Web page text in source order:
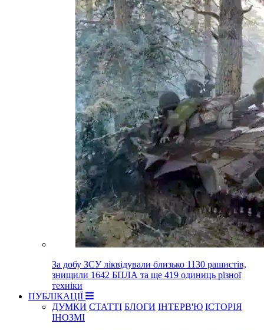
За добу ЗСУ ліквідували близько 1130 рашистів,
знищили 1642 БПЛА та ще 419 одиниць різної
техніки
ПУБЛІКАЦІЇ
ДУМКИ СТАТТІ БЛОГИ ІНТЕРВ'Ю ІСТОРІЯ
ІНОЗМІ